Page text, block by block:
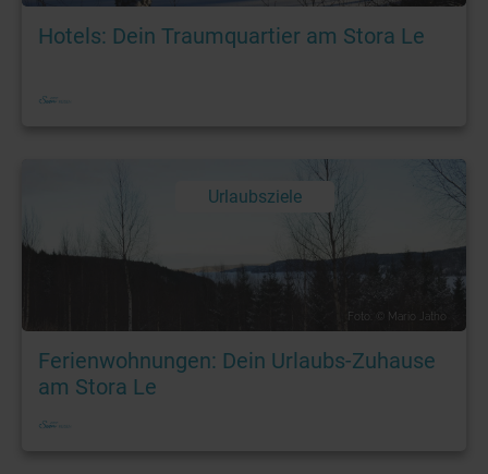
Hotels: Dein Traumquartier am Stora Le
Urlaubsziele
Foto: © Mario Jatho
Ferienwohnungen: Dein Urlaubs-Zuhause
am Stora Le